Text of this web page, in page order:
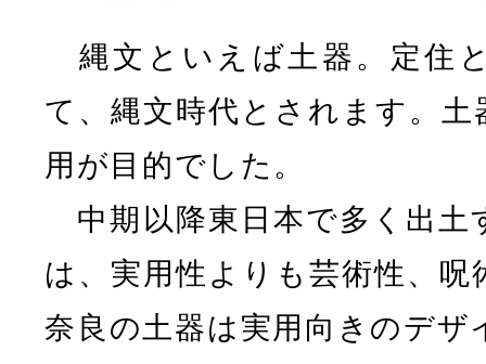
縄文といえば土器。定住
て、縄文時代とされます。
用が目的でした。
中期以降東日本で多く出土
は、実用性よりも芸術性、
奈良の土器は実用向きのデザ